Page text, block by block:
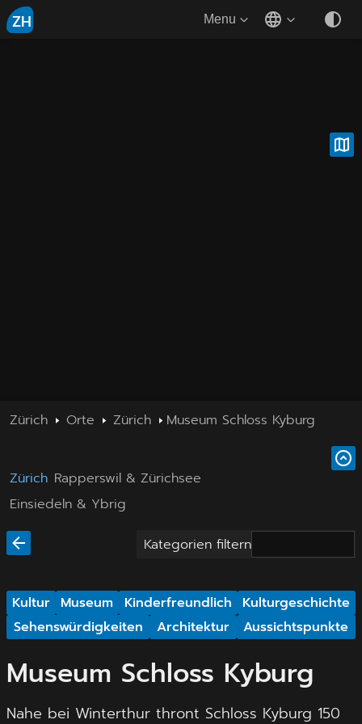
ZH Menu
Zürich Orte Zürich Museum Schloss Kyburg
Zürich Rapperswil & Zürichsee
Einsiedeln & Ybrig
Kategorien filtern
Kultur Museum Kinderfreundlich
Kulturgeschichte
Sehenswürdigkeiten
Architektur Aussichtspunkte
Museum Schloss Kyburg
Nahe bei Winterthur thront Schloss Kyburg 150